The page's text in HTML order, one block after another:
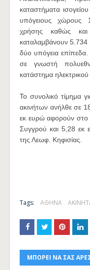
καταστήματα
υπόγειους χώρους
χρήσης καθώς
καταλαμβάνουν
δύο υπόγεια επίπεδα.
σε γνωστή
κατάστημα ηλεκτρικού
Το συνολικό τίμημα
ακινήτων ανήλθε σε
εκ ευρώ αφορούν στο
Συγγρού και 5,28 εκ
της Λεωφ. Κηφισίας.
Tags: ΑΘΗΝΑ
ΜΠΟΡΕΙ ΝΑ ΣΑΣ